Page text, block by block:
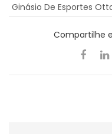
Ginásio De Esportes
Compartilhe